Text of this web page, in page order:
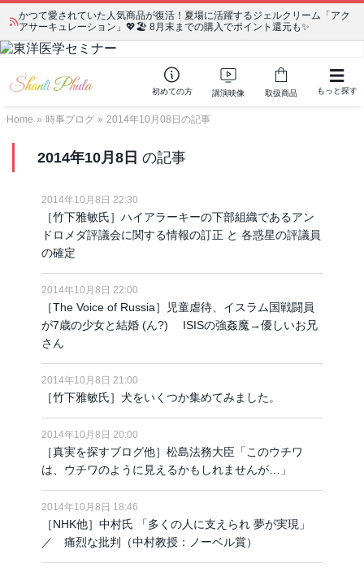
かつて愛されていた人気商品が復活！夏場に活躍するジェルクリーム「アク
アサーキュレーション」💖🏖️ 8月末までの購入でポイント還元も✨
初めての方 講演映像 取扱商品 もっと探す
Home » 時事ブログ » 2014年10月08日の記事
2014年10月8日 の記事
2014年10月8日 22:30
［竹下雅敏氏］ハイアラーキーの下部組織であるアン
ドロメダ評議会に関する情報の訂正 と 各惑星の評議員
の確定
2014年10月8日 22:00
［The Voice of Russia］児童虐待、イスラム国戦闘員
が7歳の少女と結婚 (ん?) ISISの強姦魔→優しいお兄
さん
2014年10月8日 21:00
［竹下雅敏氏］犬をいくつか集めてみました。
2014年10月8日 20:00
［真実を探すブログ他］松島法務大臣「このウチワ
は、ウチワのように見えるかもしれませんが…」
2014年10月8日 18:46
［NHK他］中村氏 「多くの人に支えられ 夢が実現」
／ 痛烈な批判（中村教授：ノーベル賞）